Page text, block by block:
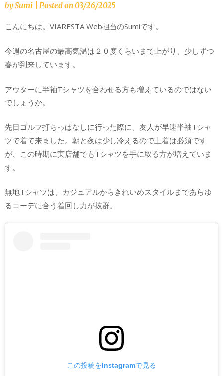
bySumi Posted on03/26/2025
こんにちは。VIARESTA Web担当のSumiです。
今週の名古屋の最高気温は２０度くらいまで上がり、少しずつ
春が到来しています。
アウターに半袖Tシャツを合わせる方も増えているのではない
でしょうか。
先日ゴルフ打ちっぱなしに行った際に、友人が早速半袖Tシャ
ツで着て来ました。朝と夜は少し冷えるので上着は必須です
が、この時期に実店舗でもTシャツを手に取る方が増えていま
す。
無地Tシャツは、カジュアルからきれいめスタイルまであらゆ
るコーデに合う着回し力が抜群。
この投稿をInstagramで見る